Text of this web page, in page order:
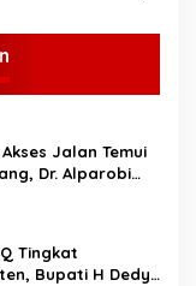
Jalan Temui
Dr. Alparobi
Tingkat
Bupati H Dedy